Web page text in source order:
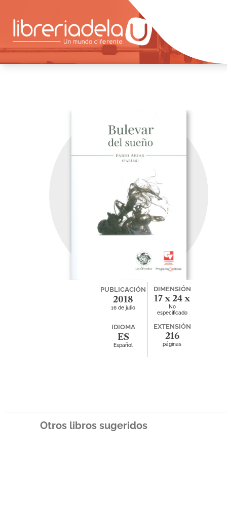
PUBLICACIÓN
2018
16 de julio
DIMENSIÓN
17 x 24 x
1.4
No
especificado
IDIOMA
ES
Español
EXTENSIÓN
216
páginas
Otros libros sugeridos